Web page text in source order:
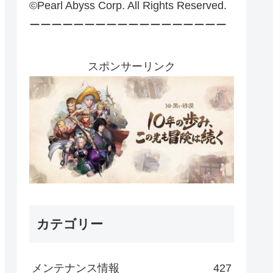
©Pearl Abyss Corp. All Rights Reserved.
ーーーーーーーーーーーーーーーーーー
スポンサーリンク
カテゴリー
メンテナンス情報 427